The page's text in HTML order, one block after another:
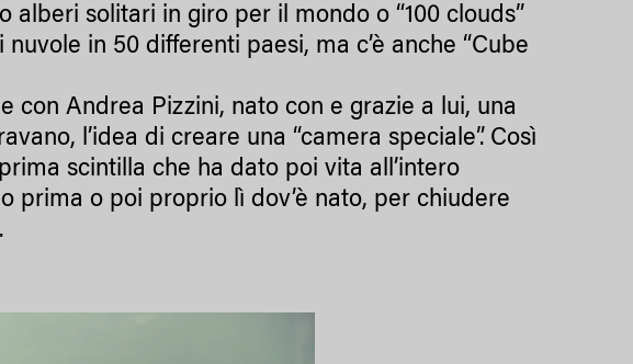
alberi solitari in giro per il mondo o “100 clouds”
in 50 differenti paesi, ma c’è anche “Cube
con Andrea Pizzini, nato con e grazie a lui, una
l’idea di creare una “camera speciale”. Così
scintilla che ha dato poi vita all’intero
prima o poi proprio lì dov’è nato, per chiudere